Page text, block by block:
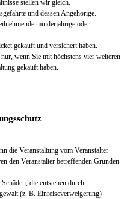
stellen wir gleich.
und dessen Angehörige.
minderjährige oder
gekauft und versichert haben.
wenn Sie mit höchstens vier weiteren
gekauft haben.
die Veranstaltung vom Veranstalter
den Veranstalter betreffenden Gründen
die entstehen durch:
(z. B. Einreiseverweigerung)